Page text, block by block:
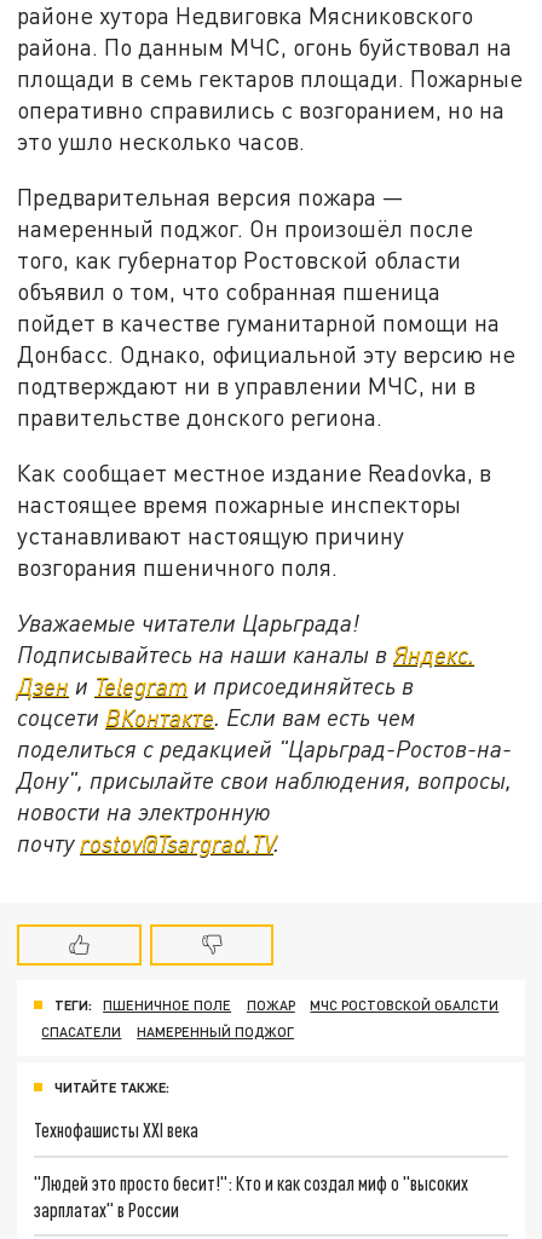
районе хутора Недвиговка Мясниковского
района. По данным МЧС, огонь буйствовал на
площади в семь гектаров площади. Пожарные
оперативно справились с возгоранием, но на
это ушло несколько часов.
Предварительная версия пожара —
намеренный поджог. Он произошёл после
того, как губернатор Ростовской области
объявил о том, что собранная пшеница
пойдет в качестве гуманитарной помощи на
Донбасс. Однако, официальной эту версию не
подтверждают ни в управлении МЧС, ни в
правительстве донского региона.
Как сообщает местное издание Readovka, в
настоящее время пожарные инспекторы
устанавливают настоящую причину
возгорания пшеничного поля.
Уважаемые читатели Царьграда!
Подписывайтесь на наши каналы в Яндекс.
Дзен и Telegram и присоединяйтесь в
соцсети ВКонтакте . Если вам есть чем
поделиться с редакцией "Царьград-Ростов-на-
Дону", присылайте свои наблюдения, вопросы,
новости на электронную
почту rostov@Tsargrad.ТV.
ТЕГИ: ПШЕНИЧНОЕ ПОЛЕ ПОЖАР
МЧС РОСТОВСКОЙ ОБАЛСТИ
СПАСАТЕЛИ
НАМЕРЕННЫЙ ПОДЖОГ
ЧИТАЙТЕ ТАКЖЕ:
Технофашисты XXI века
"Людей это просто бесит!": Кто и как создал миф о "высоких
зарплатах" в России